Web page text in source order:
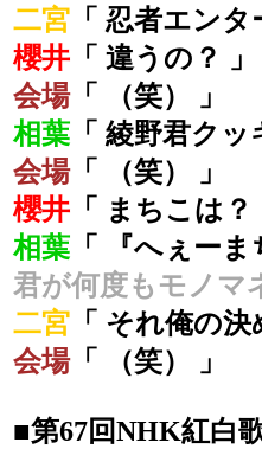
二宮 「 忍者エン
櫻井 「 違うの？ 」
会場「 （笑） 」
相葉 「 綾野君ク
会場「 （笑） 」
櫻井 「 まちこは？
相葉 「 『へぇー
君が何度もモノマ
二宮 「 それ俺の
会場「 （笑） 」
■第67回NHK紅白